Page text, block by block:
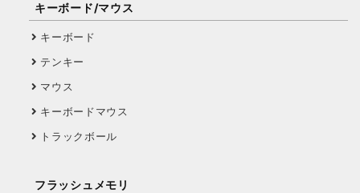
キーボード/マウス
キーボード
テンキー
マウス
キーボードマウス
トラックボール
フラッシュメモリ